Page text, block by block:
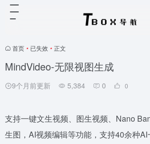
首页 • 已失效 • 正文
MindVideo-无限视图生成
9个月前更新 5,384 0 0
支持一键文生视频、图生视频、Nano
生图，AI视频编辑等功能，支持40余种